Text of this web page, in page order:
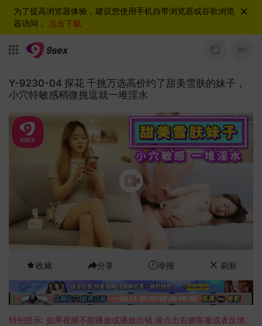
为了提高浏览器体验，建议您使用手机自带浏览器或谷歌浏览
器访问， 点击下载
en
Y-9230-04 探花 千挑万选高价约了甜美雪肤的妹子，
小穴特敏感稍微挑逗就一堆淫水
收藏 分享 举报 刷新
特别提示: 如果视频不能播放或播放出错,请点击右侧客服或者反馈,